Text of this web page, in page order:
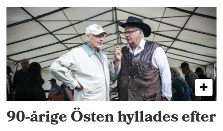
90-årige Östen hyllades efter